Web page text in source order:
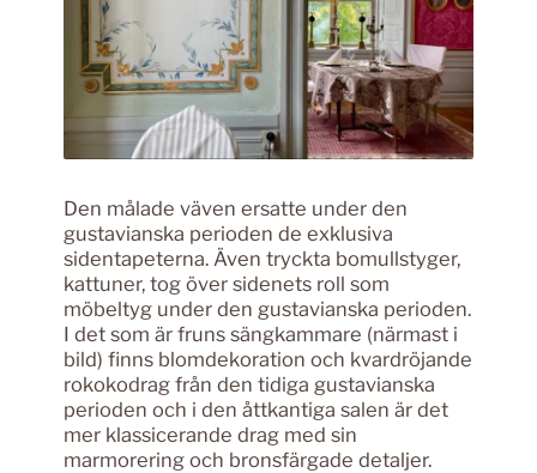
Den målade väven ersatte under den
gustavianska perioden de exklusiva
sidentapeterna. Även tryckta bomullstyger,
kattuner, tog över sidenets roll som
möbeltyg under den gustavianska perioden.
I det som är fruns sängkammare (närmast i
bild) finns blomdekoration och kvardröjande
rokokodrag från den tidiga gustavianska
perioden och i den åttkantiga salen är det
mer klassicerande drag med sin
marmorering och bronsfärgade detaljer.